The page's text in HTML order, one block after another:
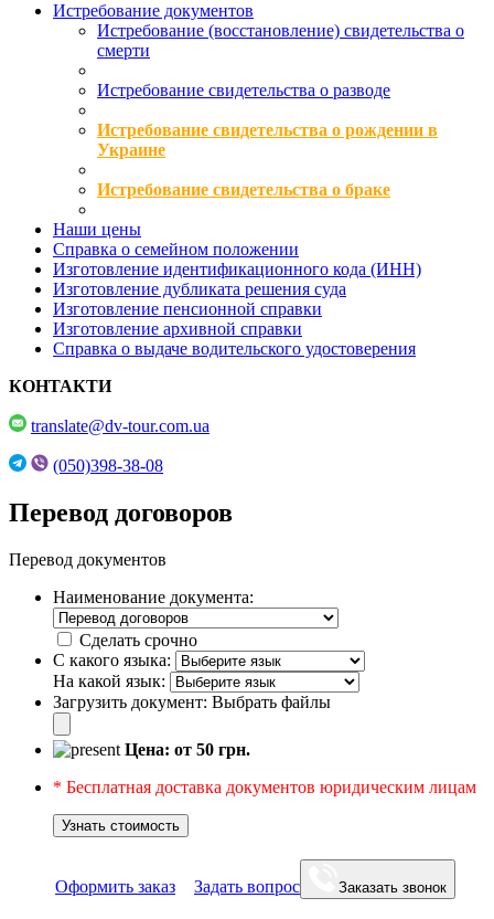
Истребование документов
Истребование (восстановление) свидетельства о
смерти
Истребование свидетельства о разводе
Истребование свидетельства о рождении в
Украине
Истребование свидетельства о браке
Наши цены
Справка о семейном положении
Изготовление идентификационного кода (ИНН)
Изготовление дубликата решения суда
Изготовление пенсионной справки
Изготовление архивной справки
Справка о выдаче водительского удостоверения
КОНТАКТИ
translate@dv-tour.com.ua
(050)398-38-08
Перевод договоров
Перевод документов
Наименование документа:
Сделать срочно
С какого языка:
На какой язык:
Загрузить документ: Выбрать файлы
Цена: от 50 грн.
* Бесплатная доставка документов юридическим лицам
Узнать стоимость
Оформить заказ Задать вопрос Заказать звонок